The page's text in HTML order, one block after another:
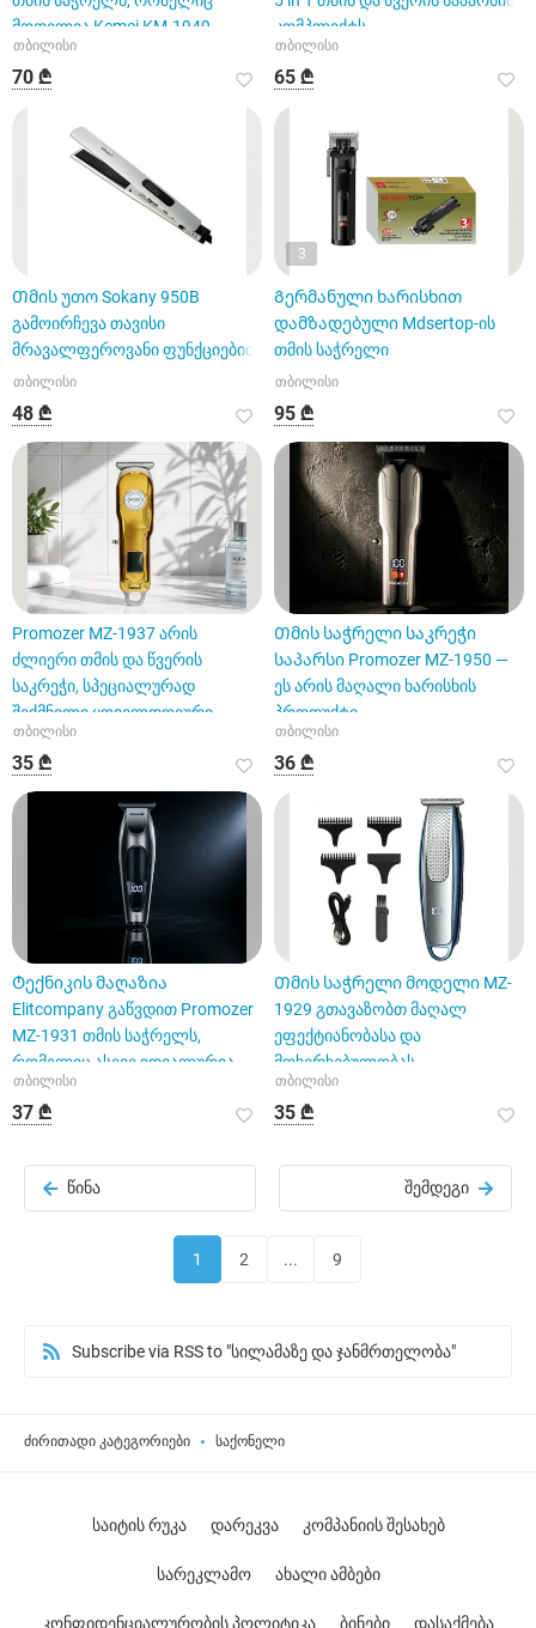
მოდელია Kemei KM-1949
თბილისი
70 ₾
კომპლექტს
თბილისი
65 ₾
Თმის უთო Sokany 950B
გამოირჩევა თავისი
მრავალფეროვანი ფუნქციებით
თბილისი
48 ₾
3
Გერმანული ხარისხით
დამზადებული Mdsertop-ის
თმის საჭრელი
თბილისი
95 ₾
Promozer MZ-1937 არის
ძლიერი თმის და წვერის
საკრეჭი, სპეციალურად
შექმნილი ყოველდღიური
მოვლისათვის
თბილისი
35 ₾
Თმის საჭრელი საკრეჭი
საპარსი Promozer MZ-1950 —
ეს არის მაღალი ხარისხის
პროდუქტი
თბილისი
36 ₾
Ტექნიკის მაღაზია
Elitcompany გაწვდით Promozer
MZ-1931 თმის საჭრელს,
რომელიც ასევე იდეალურია
წვერის დ
თბილისი
37 ₾
Თმის საჭრელი მოდელი MZ-
1929 გთავაზობთ მაღალ
ეფექტიანობასა და
მოხერხებულობას.
თბილისი
35 ₾
წინა შემდეგი
1 2 ... 9
Subscribe via RSS to "სილამაზე და ჯანმრთელობა"
ძირითადი კატეგორიები საქონელი
საიტის რუკა დარეკვა კომპანიის შესახებ
სარეკლამო ახალი ამბები
კონფიდენციალურობის პოლიტიკა ბინები დასაქმება